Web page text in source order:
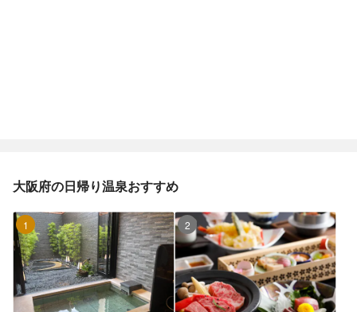
大阪府の日帰り温泉おすすめ
1位 2位